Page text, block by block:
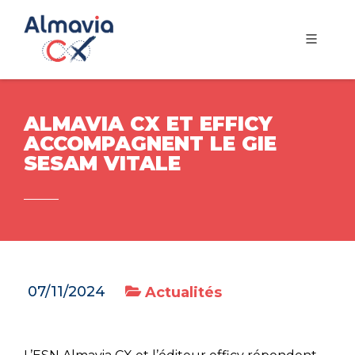
ALMAVIA CX ET EFFICY
ACCOMPAGNENT LE GIE
SESAM VITALE
07/11/2024 Actualités